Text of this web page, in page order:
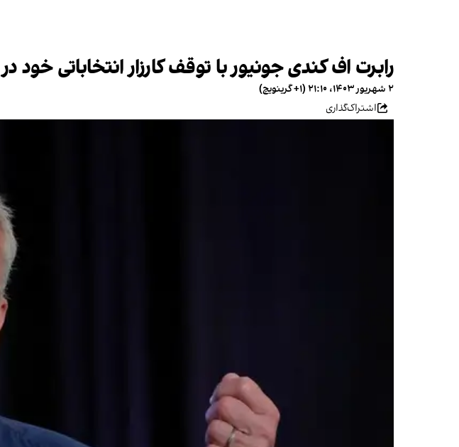
رابرت اف کندی جونیور با توقف کارزار انتخاباتی‌ خود در ۱۰ ایالت از ترامپ حمایت کرد
۲ شهریور ۱۴۰۳، ۲۱:۱۰ (‎+۱ گرینویچ)
اشتراک‌گذاری